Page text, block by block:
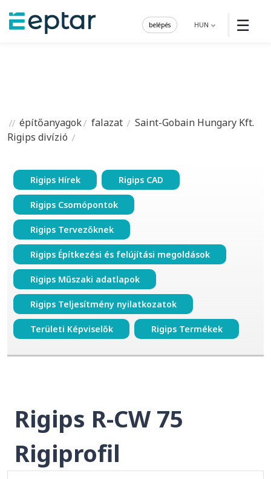
☰
HUN
belépés
építőanyagok falazat
Saint-Gobain Hungary Kft.
Rigips divízió
Rigips Hírek Rigips CAD
Rigips Csomópontok
Rigips Tervezőknek
Rigips Építkezési és felújítási megoldások
Rigips Műszaki adatlapok
Rigips Teljesítmény nyilatkozatok
Területi Képviselők Rigips Termékek
Rigips R-CW 75
Rigiprofil